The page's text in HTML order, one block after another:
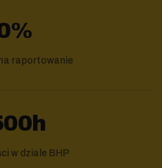
raportowanie
w dziale BHP